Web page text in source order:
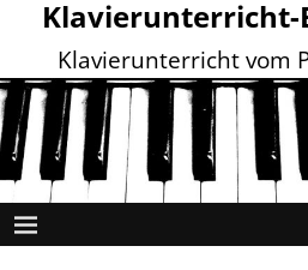
Klavierunterricht-
Klavierunterricht vom